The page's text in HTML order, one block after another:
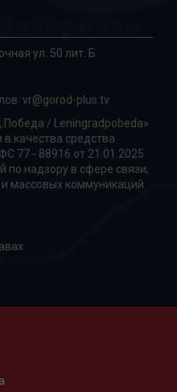
ул. 50 лит. Б
vr@gorod-plus.tv
/ Leningradpobeda»
качества средства
77 - 88916 от 21.01.2025
надзору в сфере связи,
массовых коммуникаций